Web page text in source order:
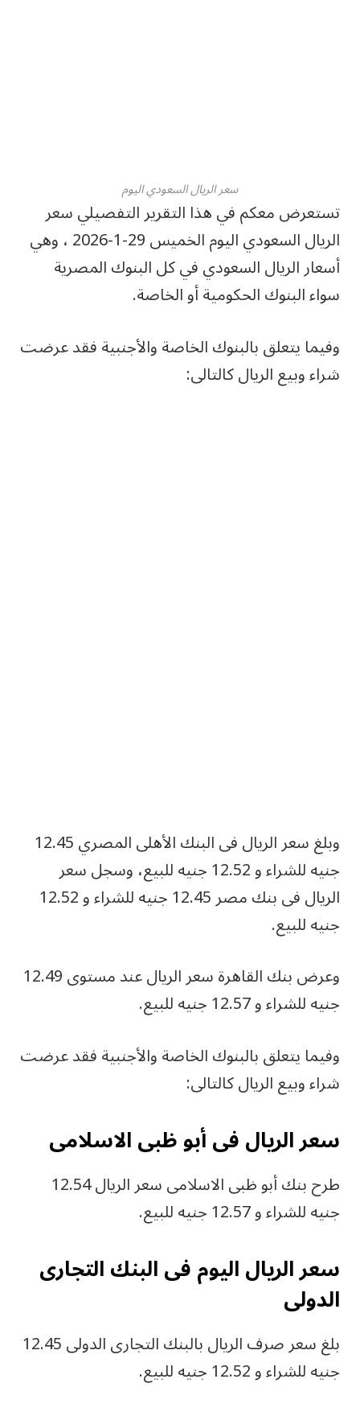
سعر الريال السعودي اليوم
تستعرض معكم في هذا التقرير التفصيلي سعر
الريال السعودي اليوم الخميس 29-1-2026 ، وهي
أسعار الريال السعودي في كل البنوك المصرية
سواء البنوك الحكومية أو الخاصة.
‎وفيما يتعلق بالبنوك الخاصة والأجنبية فقد عرضت
شراء وبيع الريال كالتالى:
وبلغ سعر الريال فى البنك الأهلى المصري 12.45
جنيه للشراء و 12.52 جنيه للبيع، وسجل سعر
الريال فى بنك مصر 12.45 جنيه للشراء و 12.52
جنيه للبيع.
‎وعرض بنك القاهرة سعر الريال عند مستوى 12.49
جنيه للشراء و 12.57 جنيه للبيع.
‎وفيما يتعلق بالبنوك الخاصة والأجنبية فقد عرضت
شراء وبيع الريال كالتالى:
‎طرح بنك أبو ظبى الاسلامى سعر الريال 12.54
جنيه للشراء و 12.57 جنيه للبيع.
‎سعر الريال اليوم فى البنك التجارى
الدولى
‎بلغ سعر صرف الريال بالبنك التجارى الدولى 12.45
جنيه للشراء و 12.52 جنيه للبيع.